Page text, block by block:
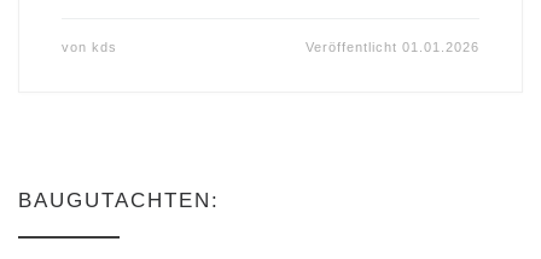
von kds Veröffentlicht01.01.2026
BAUGUTACHTEN: